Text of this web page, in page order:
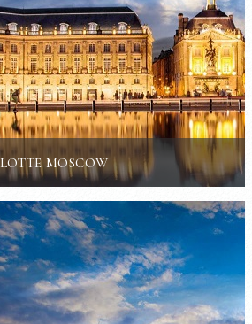
LOTTE MOSCOW